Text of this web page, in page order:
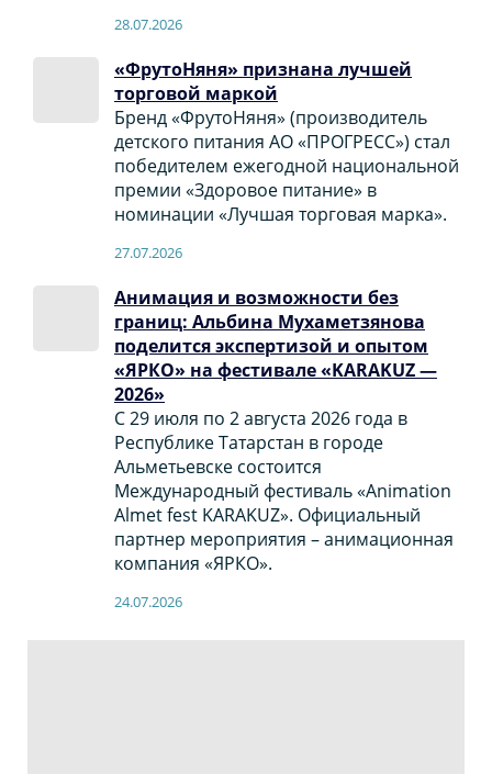
28.07.2026
«ФрутоНяня» признана лучшей
торговой маркой
Бренд «ФрутоНяня» (производитель
детского питания АО «ПРОГРЕСС») стал
победителем ежегодной национальной
премии «Здоровое питание» в
номинации «Лучшая торговая марка».
27.07.2026
Анимация и возможности без
границ: Альбина Мухаметзянова
поделится экспертизой и опытом
«ЯРКО» на фестивале «KARAKUZ —
2026»
С 29 июля по 2 августа 2026 года в
Республике Татарстан в городе
Альметьевске состоится
Международный фестиваль «Animation
Almet fest KARAKUZ». Официальный
партнер мероприятия – анимационная
компания «ЯРКО».
24.07.2026